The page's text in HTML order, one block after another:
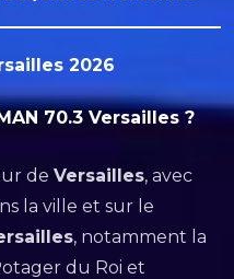
2026
70.3 Versailles ?
de Versailles, avec
la ville et sur le
, notamment la
du Roi et